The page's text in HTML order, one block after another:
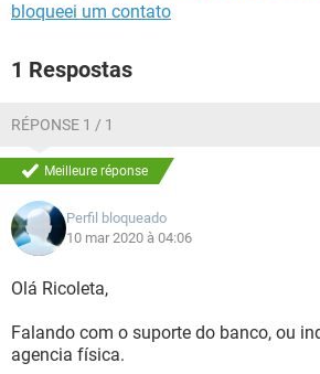
bloqueei um contato
1 Respostas
RÉPONSE 1 / 1
Meilleure réponse
Perfil bloqueado
10 mar 2020 à 04:06
Olá Ricoleta,
Falando com o suporte do banco, ou
agencia física.